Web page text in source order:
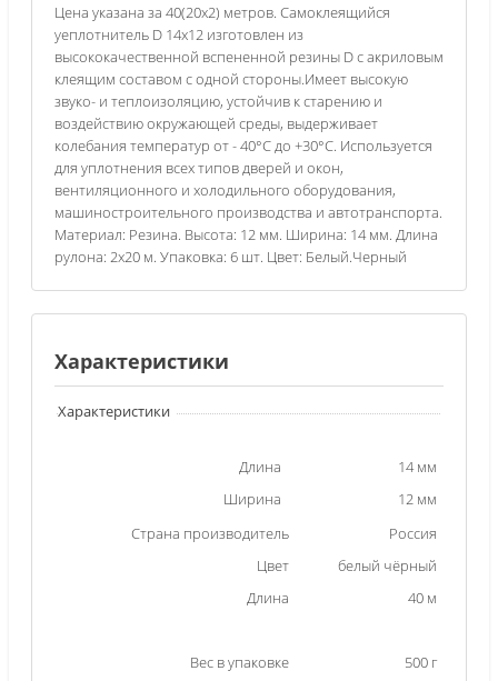
Цена указана за 40(20х2) метров. Cамоклеящийся ​
уeплотнитель D​ 14х12 изготовлен из
высококачественной вспененной резины D с акриловым
клеящим составом с одной стороны.​ Имеет высокую
звуко- и теплоизоляцию, устойчив к старению и
воздействию окружающей среды, выдерживает
колебания температур от - 40°С до +30°С. Используется
для уплотнения всех типов дверей и окон,
вентиляционного и холодильного оборудования,
машиностроительного производства и автотранспорта.
Материал: Резина. Высота: 12 мм. Ширина: 14 мм. Длина
рулона: 2х20 м. Упаковка: 6 шт. Цвет: Белый.Черный
Характеристики
Характеристики
Длина
14 мм
Ширина
12 мм
Страна производитель
Россия
Цвет
белый чёрный
Длина
40 м
Вес в упаковке 500 г